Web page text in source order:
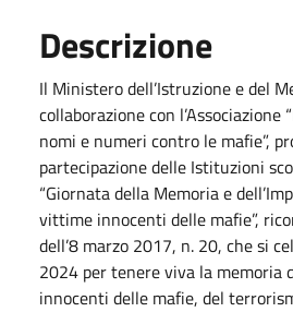
Descrizione
Il Ministero dell’Istruzione e del
collaborazione con l’Associazione
nomi e numeri contro le mafie”,
partecipazione delle Istituzioni
“Giornata della Memoria e
vittime innocenti delle mafie”,
dell’8 marzo 2017, n. 20, che si
2024 per tenere viva la
innocenti delle mafie, del